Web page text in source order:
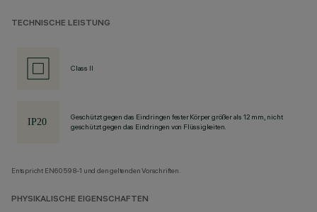
TECHNISCHE LEISTUNG
Class II
Geschützt gegen das Eindringen fester Körper größer als 12 mm, nicht
geschützt gegen das Eindringen von Flüssigkeiten.
Entspricht EN60598-1 und den geltenden Vorschriften.
PHYSIKALISCHE EIGENSCHAFTEN